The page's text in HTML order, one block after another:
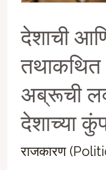
देशाची
तथाकथित
अब्रूची
देशाच्या
राजकारण